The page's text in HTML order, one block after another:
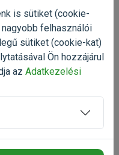
utolsó darabok
Kosárba
is sütiket (cookie-
felhasználói
sütiket (cookie-kat)
Ön hozzájárul
az Adatkezelési